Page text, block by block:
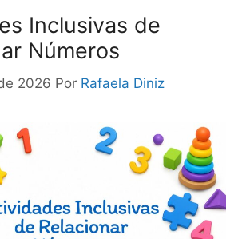
Inclusivas de
Números
2026 Por Rafaela Diniz